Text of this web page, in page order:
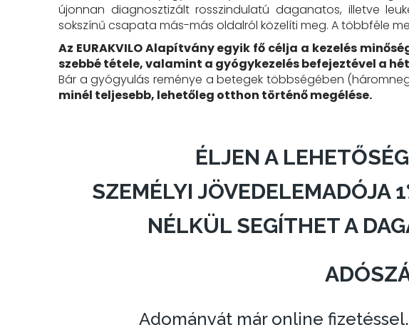
újonnan diagnosztizált rosszindulatú daganatos, illetve
sokszínű csapata más-más oldalról közelíti meg. A többféle
Az EURAKVILO Alapítvány egyik fő célja a kezelés
szebbé tétele, valamint a gyógykezelés befejeztével a
Bár a gyógyulás reménye a betegek többségében
minél teljesebb, lehetőleg otthon történő megélése.
ÉLJEN A
SZEMÉLYI JÖVEDELEMADÓJA
NÉLKÜL SEGÍTHET A
Adományát már online